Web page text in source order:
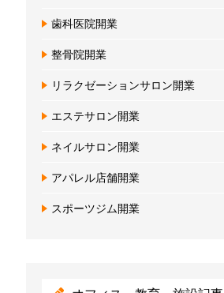
歯科医院開業
整骨院開業
リラクゼーションサロン開業
エステサロン開業
ネイルサロン開業
アパレル店舗開業
スポーツジム開業